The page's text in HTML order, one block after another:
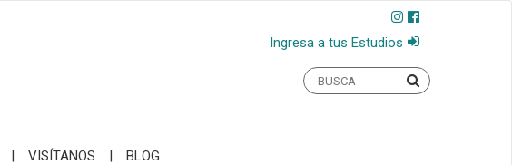
Ingresa a tus Estudios
VISÍTANOS BLOG